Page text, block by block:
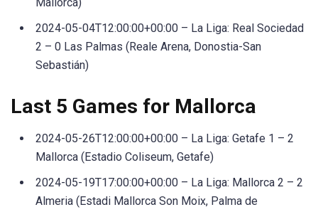
2024-05-04T12:00:00+00:00 – La Liga: Real Sociedad
2 – 0 Las Palmas (Reale Arena, Donostia-San
Sebastián)
Last 5 Games for Mallorca
2024-05-26T12:00:00+00:00 – La Liga: Getafe 1 – 2
Mallorca (Estadio Coliseum, Getafe)
2024-05-19T17:00:00+00:00 – La Liga: Mallorca 2 – 2
Almeria (Estadi Mallorca Son Moix, Palma de